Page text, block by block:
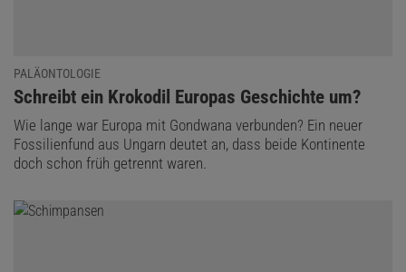
PALÄONTOLOGIE
:
Schreibt ein Krokodil Europas Geschichte um?
Wie lange war Europa mit Gondwana verbunden? Ein neuer
Fossilienfund aus Ungarn deutet an, dass beide Kontinente
doch schon früh getrennt waren.